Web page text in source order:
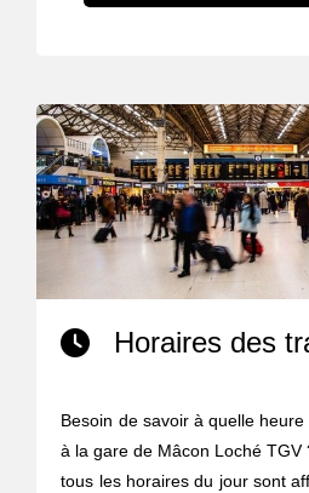
Horaires des
Besoin de savoir à quelle
à la gare de Mâcon Loché TGV
tous les horaires du jour sont